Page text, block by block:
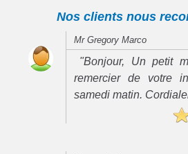
Nos clients nous
Mr Gregory Marco
"Bonjour, Un petit
remercier de votre
samedi matin.